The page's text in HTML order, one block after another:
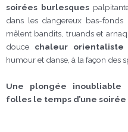
soirées burlesques
dans les dangereux bas-fonds
mêlent bandits, truands et
douce chaleur orientaliste
humour et danse, à la façon des
Une plongée inoubliable
folles le temps d’une soirée